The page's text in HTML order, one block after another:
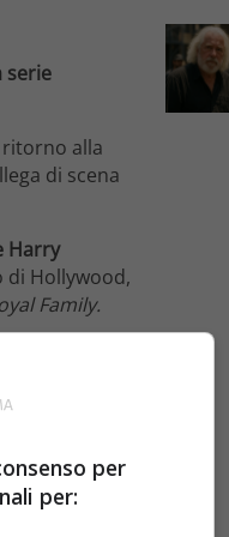
serie
alla
di scena
Harry
di Hollywood,
Family.
nella
sui social
per
per: